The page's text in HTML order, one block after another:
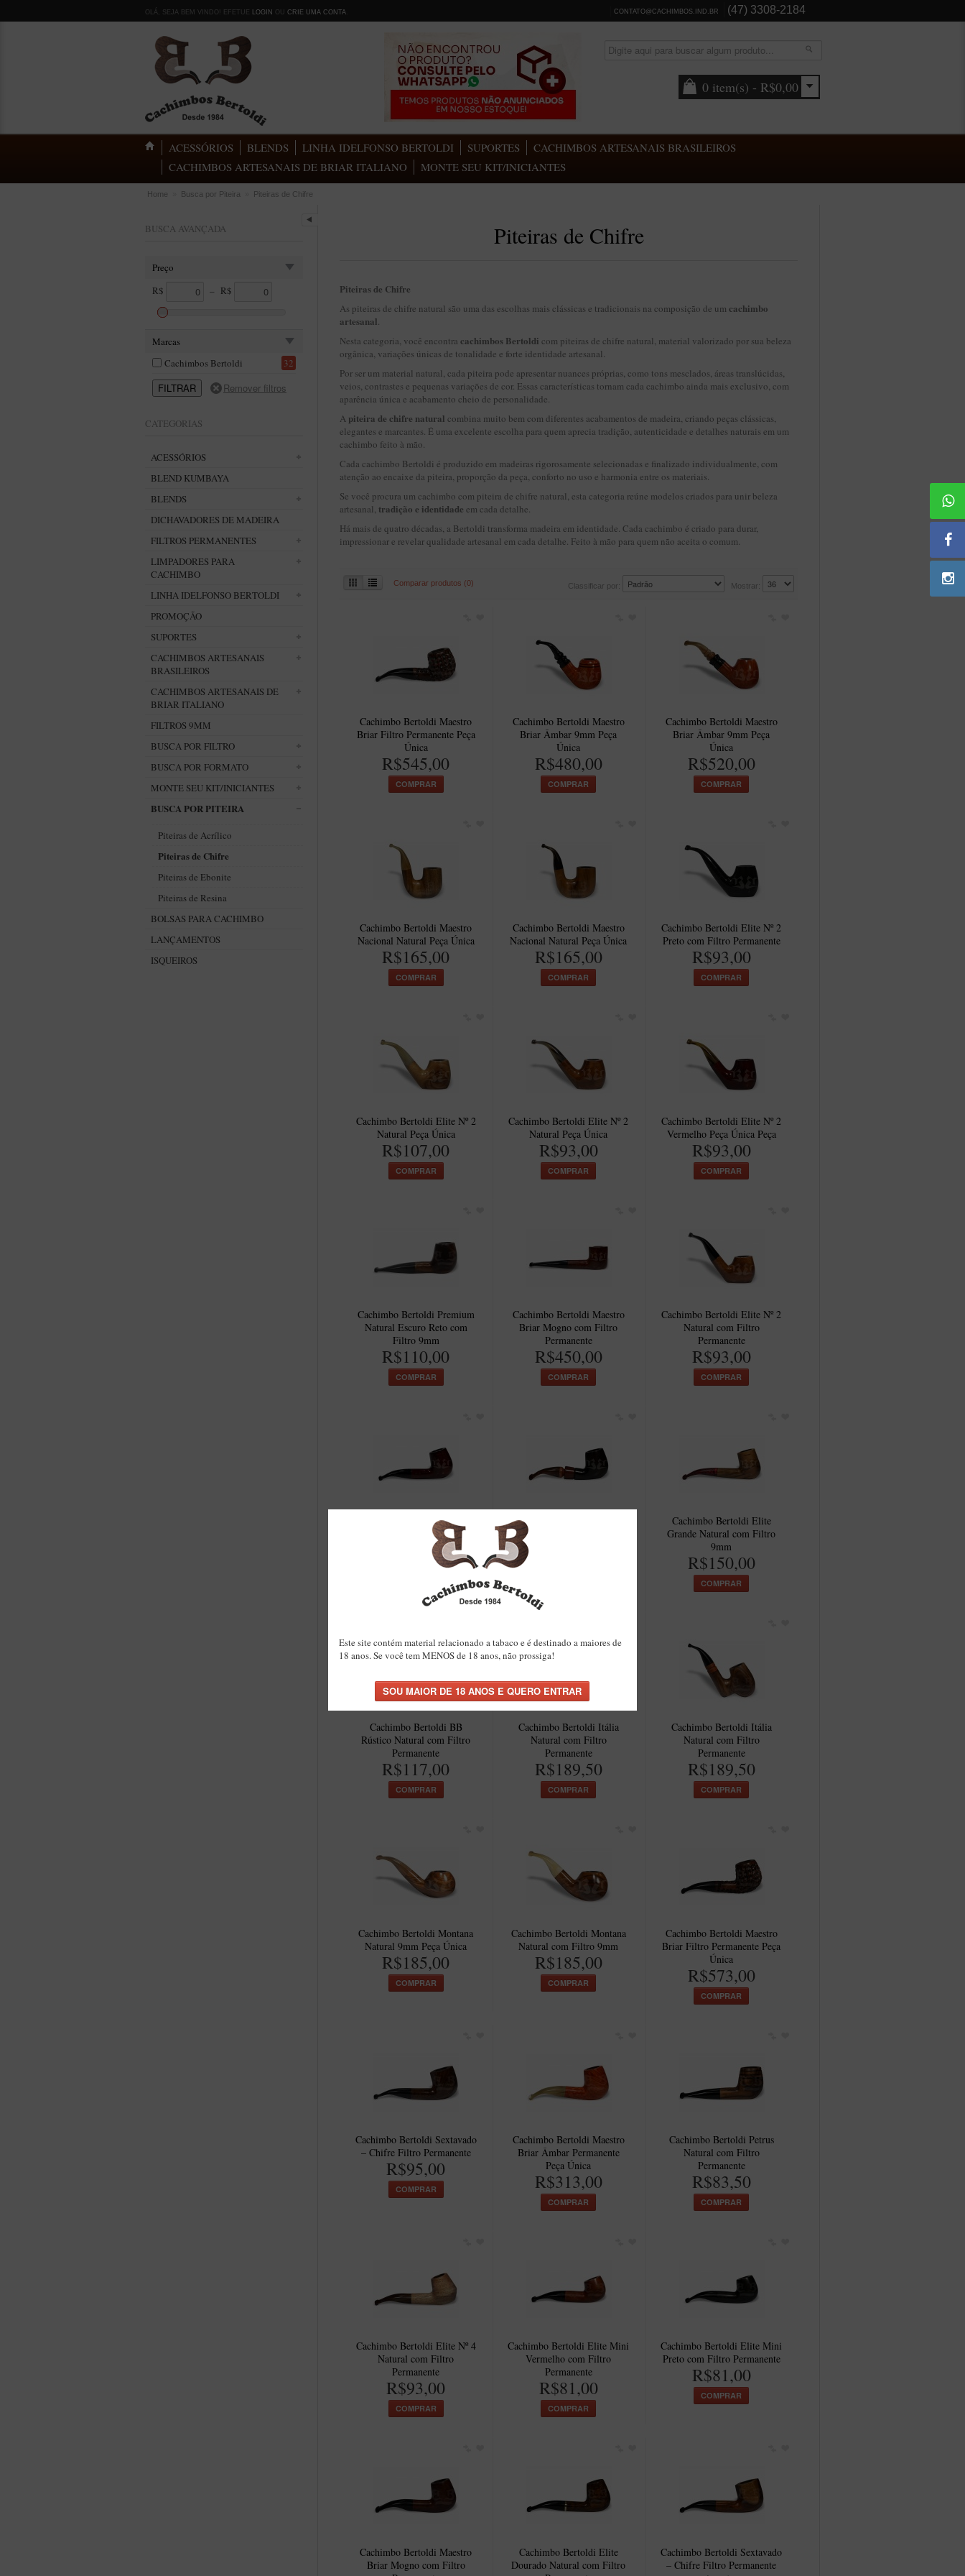
CONTATO@CACHIMBOS.IND.BR (47) 3308-2184
OLÁ, SEJA BEM VINDO! EFETUE LOGIN OU CRIE UMA CONTA.
0 item(s) - R$0,00
ACESSÓRIOS BLENDS LINHA IDELFONSO BERTOLDI SUPORTES
CACHIMBOS ARTESANAIS BRASILEIROS
CACHIMBOS ARTESANAIS DE BRIAR ITALIANO
MONTE SEU KIT/INICIANTES
Home Busca por Piteira Piteiras de Chifre
BUSCA AVANÇADA
Preço
R$
– R$
Marcas
Cachimbos Bertoldi
32
CATEGORIAS
ACESSÓRIOS
BLEND KUMBAYA
BLENDS
DICHAVADORES DE MADEIRA
FILTROS PERMANENTES
LIMPADORES PARA
CACHIMBO
LINHA IDELFONSO BERTOLDI
PROMOÇÃO
SUPORTES
CACHIMBOS ARTESANAIS
BRASILEIROS
CACHIMBOS ARTESANAIS DE
BRIAR ITALIANO
FILTROS 9MM
BUSCA POR FILTRO
BUSCA POR FORMATO
MONTE SEU KIT/INICIANTES
BUSCA POR PITEIRA
Piteiras de Acrílico
Piteiras de Chifre
Piteiras de Ebonite
Piteiras de Resina
BOLSAS PARA CACHIMBO
LANÇAMENTOS
ISQUEIROS
Piteiras de Chifre
Piteiras de Chifre
As piteiras de chifre natural são uma das escolhas mais clássicas e tradicionais na composição de um cachimbo
artesanal.
Nesta categoria, você encontra cachimbos Bertoldi com piteiras de chifre natural, material valorizado por sua beleza
orgânica, variações únicas de tonalidade e forte identidade artesanal.
Por ser um material natural, cada piteira pode apresentar nuances próprias, como tons mesclados, áreas translúcidas,
veios, contrastes e pequenas variações de cor. Essas características tornam cada cachimbo ainda mais exclusivo, com
aparência única e acabamento cheio de personalidade.
A piteira de chifre natural combina muito bem com diferentes acabamentos de madeira, criando peças clássicas,
elegantes e marcantes. É uma excelente escolha para quem aprecia tradição, autenticidade e detalhes naturais em um
cachimbo feito à mão.
Cada cachimbo Bertoldi é produzido em madeiras rigorosamente selecionadas e finalizado individualmente, com
atenção ao encaixe da piteira, proporção da peça, conforto no uso e harmonia entre os materiais.
Se você procura um cachimbo com piteira de chifre natural, esta categoria reúne modelos criados para unir beleza
artesanal, tradição e identidade em cada detalhe.
Há mais de quatro décadas, a Bertoldi transforma madeira em identidade. Cada cachimbo é criado para durar,
impressionar e revelar qualidade artesanal em cada detalhe. Feito à mão para quem não aceita o comum.
Comparar produtos (0) Classificar por: Mostrar:
Cachimbo Bertoldi Maestro
Briar Filtro Permanente Peça
Única
R$545,00
COMPRAR
Cachimbo Bertoldi Maestro
Briar Âmbar 9mm Peça
Única
R$480,00
COMPRAR
Cachimbo Bertoldi Maestro
Briar Âmbar 9mm Peça
Única
R$520,00
COMPRAR
Cachimbo Bertoldi Maestro
Nacional Natural Peça Única
R$165,00
COMPRAR
Cachimbo Bertoldi Maestro
Nacional Natural Peça Única
R$165,00
COMPRAR
Cachimbo Bertoldi Elite Nº 2
Preto com Filtro Permanente
R$93,00
COMPRAR
Cachimbo Bertoldi Elite Nº 2
Natural Peça Única
R$107,00
COMPRAR
Cachimbo Bertoldi Elite Nº 2
Natural Peça Única
R$93,00
COMPRAR
Cachimbo Bertoldi Elite Nº 2
Vermelho Peça Única Peça
R$93,00
COMPRAR
Cachimbo Bertoldi Premium
Natural Escuro Reto com
Filtro 9mm
R$110,00
COMPRAR
Cachimbo Bertoldi Maestro
Briar Mogno com Filtro
Permanente
R$450,00
COMPRAR
Cachimbo Bertoldi Elite Nº 2
Natural com Filtro
Permanente
R$93,00
COMPRAR
Cachimbo Bertoldi Elite
Bordô com Filtro Permanente
R$84,00
Cachimbo Bertoldi Anel
Madeira Preto com Filtro
Cachimbo Bertoldi Elite
Grande Natural com Filtro
9mm
R$150,00
COMPRAR
Cachimbo Bertoldi BB
Rústico Natural com Filtro
Permanente
R$117,00
COMPRAR
Cachimbo Bertoldi Itália
Natural com Filtro
Permanente
R$189,50
COMPRAR
Cachimbo Bertoldi Itália
Natural com Filtro
Permanente
R$189,50
COMPRAR
Cachimbo Bertoldi Montana
Natural 9mm Peça Única
R$185,00
COMPRAR
Cachimbo Bertoldi Montana
Natural com Filtro 9mm
R$185,00
COMPRAR
Cachimbo Bertoldi Maestro
Briar Filtro Permanente Peça
Única
R$573,00
COMPRAR
Cachimbo Bertoldi Sextavado
– Chifre Filtro Permanente
R$95,00
COMPRAR
Cachimbo Bertoldi Maestro
Briar Âmbar Permanente
Peça Única
R$313,00
COMPRAR
Cachimbo Bertoldi Petrus
Natural com Filtro
Permanente
R$83,50
COMPRAR
Cachimbo Bertoldi Elite Nº 4
Natural com Filtro
Permanente
R$93,00
COMPRAR
Cachimbo Bertoldi Elite Mini
Vermelho com Filtro
Permanente
R$81,00
COMPRAR
Cachimbo Bertoldi Elite Mini
Preto com Filtro Permanente
R$81,00
COMPRAR
Cachimbo Bertoldi Maestro
Briar Mogno com Filtro
Cachimbo Bertoldi Elite
Dourado Natural com Filtro
Cachimbo Bertoldi Sextavado
– Chifre Filtro Permanente
Este site contém material relacionado a tabaco e é destinado a maiores de
18 anos. Se você tem MENOS de 18 anos, não prossiga!